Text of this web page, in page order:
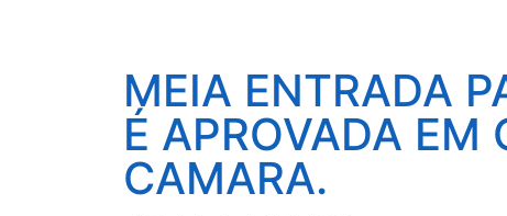
MEIA ENTRADA
É APROVADA EM
CAMARA.